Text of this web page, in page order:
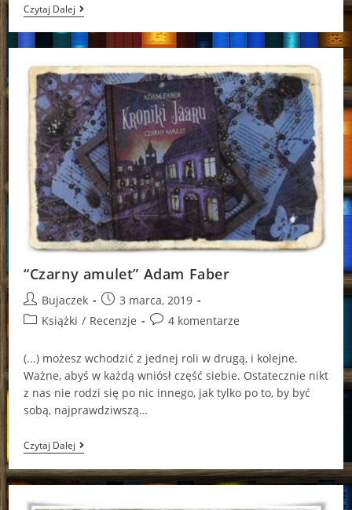
Czytaj Dalej“Siedem
Bram”
Adam
Faber
“Czarny amulet” Adam Faber
Post
author:
Bujaczek
Post
published:
3 marca, 2019
PostKsiążki / Recenzje
Post4 komentarze
(...) możesz wchodzić z jednej roli w drugą, i kolejne.
Ważne, abyś w każdą wniósł część siebie. Ostatecznie nikt
z nas nie rodzi się po nic innego, jak tylko po to, by być
sobą, najprawdziwszą…
Czytaj Dalej“Czarny
Amulet”
Adam
Faber